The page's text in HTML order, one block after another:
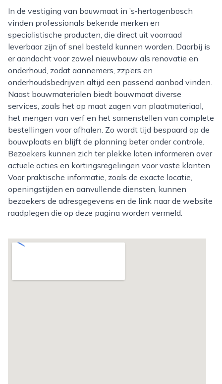
In de vestiging van bouwmaat in ’s‑hertogenbosch
vinden professionals bekende merken en
specialistische producten, die direct uit voorraad
leverbaar zijn of snel besteld kunnen worden. Daarbij is
er aandacht voor zowel nieuwbouw als renovatie en
onderhoud, zodat aannemers, zzp’ers en
onderhoudsbedrijven altijd een passend aanbod vinden.
Naast bouwmaterialen biedt bouwmaat diverse
services, zoals het op maat zagen van plaatmateriaal,
het mengen van verf en het samenstellen van complete
bestellingen voor afhalen. Zo wordt tijd bespaard op de
bouwplaats en blijft de planning beter onder controle.
Bezoekers kunnen zich ter plekke laten informeren over
actuele acties en kortingsregelingen voor vaste klanten.
Voor praktische informatie, zoals de exacte locatie,
openingstijden en aanvullende diensten, kunnen
bezoekers de adresgegevens en de link naar de website
raadplegen die op deze pagina worden vermeld.